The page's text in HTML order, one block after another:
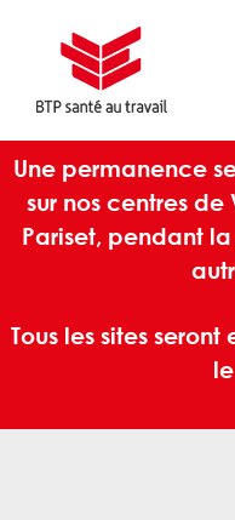
Une permanence
sur nos centres
Pariset, pendant
Tous les sites